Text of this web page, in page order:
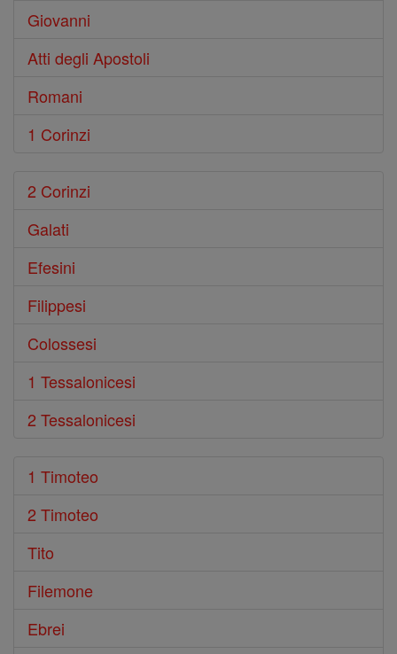
Giovanni
Atti degli Apostoli
Romani
1 Corinzi
2 Corinzi
Galati
Efesini
Filippesi
Colossesi
1 Tessalonicesi
2 Tessalonicesi
1 Timoteo
2 Timoteo
Tito
Filemone
Ebrei